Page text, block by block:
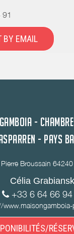
BY EMAIL
-
- PAYS
Broussain 64240
Célia
+33 6 64 66 94
www.maisongamboia-